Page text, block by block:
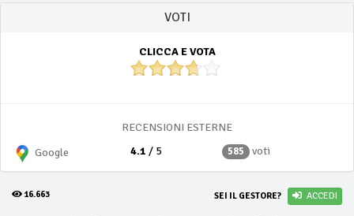
VOTI
CLICCA E VOTA
RECENSIONI ESTERNE
Google
4.1 / 5 585 voti
16.663 SEI IL GESTORE? ACCEDI